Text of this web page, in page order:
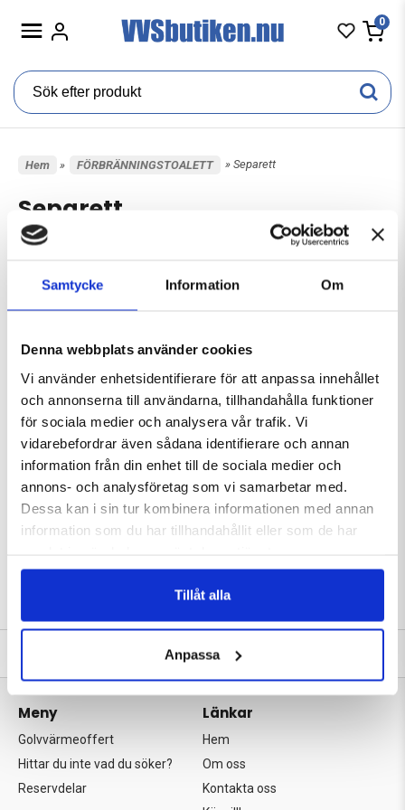
Samtycke Information Om
Denna webbplats använder cookies
Vi använder enhetsidentifierare för att anpassa innehållet
och annonserna till användarna, tillhandahålla funktioner
för sociala medier och analysera vår trafik. Vi
vidarebefordrar även sådana identifierare och annan
information från din enhet till de sociala medier och
annons- och analysföretag som vi samarbetar med.
Dessa kan i sin tur kombinera informationen med annan
information som du har tillhandahållit eller som de har
Tillåt alla
Anpassa
0
Hem » FÖRBRÄNNINGSTOALETT » Separett
Separett
Vi på VVSbutiken.nu har hela Separetts sortiment av både
Kontakta oss påinfo@vvsbutiken.nueller ring 08-
55112398 om du vill ha priser på separetts sortiment
Separett förbränningstoaletter Separett
Se hela sortimentet
Mail: info@vvsbutiken.nu
Meny
Golvvärmeoffert
Hittar du inte vad du söker?
Reservdelar
Länkar
Hem
Om oss
Kontakta oss